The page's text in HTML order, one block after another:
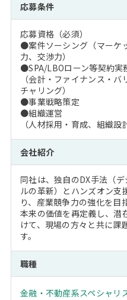
応募条件
応募資格（必須）
●案件ソーシング（マーケ
力、交渉力）
●SPA/LBOローン等契約実
（会計・ファイナンス・
チャリング）
●事業戦略策定
●組織運営
（人材採用・育成、組織
会社紹介
同社は、独自のDX手法（
ルの革新）とハンズオン支
り、産業競争力の強化を目
本来の価値を再定義し、潜
けて、現場の方々と共に課
す。
職種
金融・不動産系スペシャリ